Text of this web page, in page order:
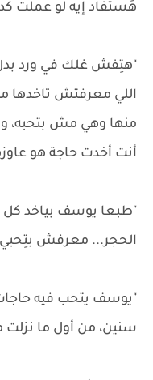
هَستفاد إيه لو عملت
"هتِفش غلك في ورد
اللي معرفتش تاخدها
منها وهي مش بتحبه،
أنت أخدت حاجة هو
"طبعا يوسف بياخد كل
الحجر... معرفش بتِحبي
"يوسف يتحب فيه
سنين، من أول ما